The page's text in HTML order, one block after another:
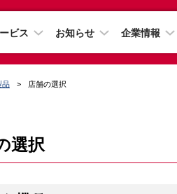
ビス お知らせ 企業情報
品 店舗の選択
選択